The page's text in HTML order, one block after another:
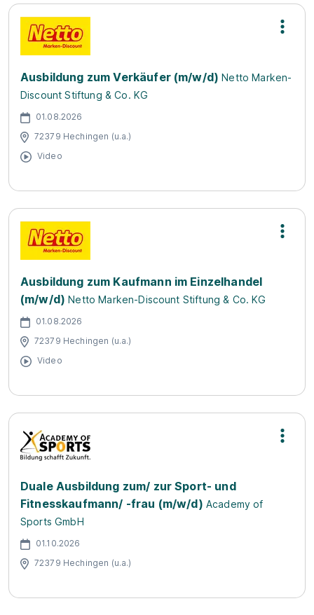
Ausbildung zum Verkäufer (m/w/d) Netto Marken-
Discount Stiftung & Co. KG
01.08.2026
72379 Hechingen (u.a.)
Video
Ausbildung zum Kaufmann im Einzelhandel
(m/w/d) Netto Marken-Discount Stiftung & Co. KG
01.08.2026
72379 Hechingen (u.a.)
Video
Duale Ausbildung zum/ zur Sport- und
Fitnesskaufmann/ -frau (m/w/d) Academy of
Sports GmbH
01.10.2026
72379 Hechingen (u.a.)